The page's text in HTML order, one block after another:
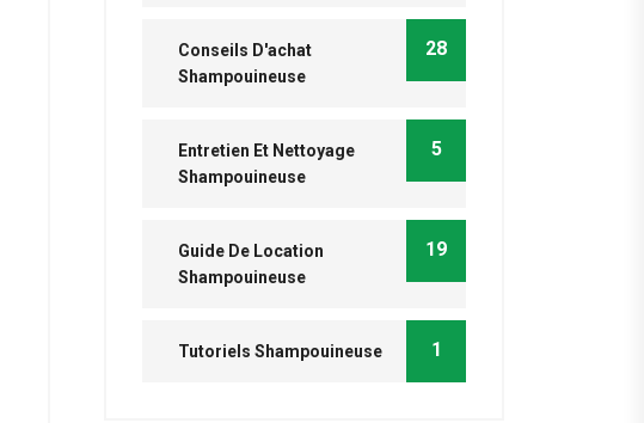
Conseils D'achat
Shampouineuse
28
Entretien Et Nettoyage
Shampouineuse
5
Guide De Location
Shampouineuse
19
Tutoriels Shampouineuse 1